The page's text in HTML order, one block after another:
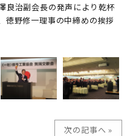
良治副会長の発声により乾杯
徳野修一理事の中締めの挨拶
次の記事へ »